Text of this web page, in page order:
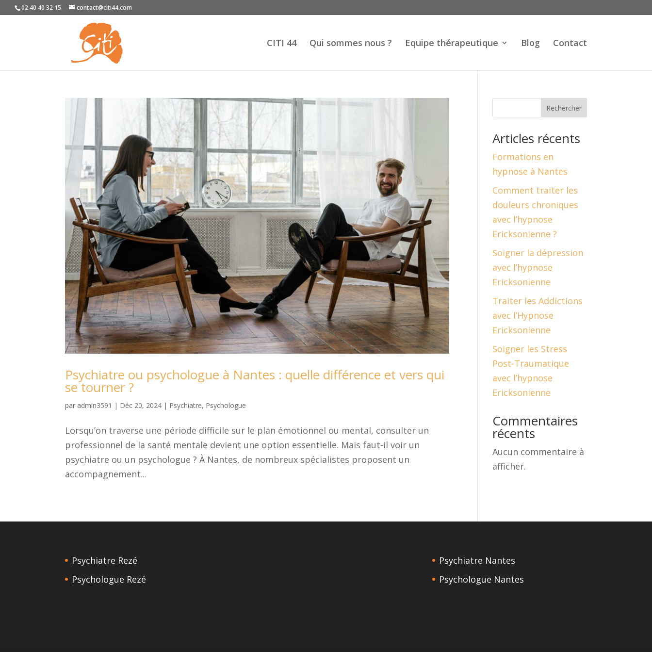
02 40 40 32 15 contact@citi44.com
CITI 44 Qui sommes nous ? Equipe thérapeutique Blog Contact
Psychiatre ou psychologue à Nantes : quelle différence et vers qui
se tourner ?
par admin3591 | Déc 20, 2024 | Psychiatre, Psychologue
Lorsqu’on traverse une période difficile sur le plan émotionnel ou mental, consulter un
professionnel de la santé mentale devient une option essentielle. Mais faut-il voir un
psychiatre ou un psychologue ? À Nantes, de nombreux spécialistes proposent un
accompagnement...
Rechercher
Articles récents
Formations en
hypnose à Nantes
Comment traiter les
douleurs chroniques
avec l’hypnose
Ericksonienne ?
Soigner la dépression
avec l’hypnose
Ericksonienne
Traiter les Addictions
avec l’Hypnose
Ericksonienne
Soigner les Stress
Post-Traumatique
avec l’hypnose
Ericksonienne
Commentaires
récents
Aucun commentaire à
afficher.
Psychiatre Rezé
Psychologue Rezé
Psychiatre Nantes
Psychologue Nantes